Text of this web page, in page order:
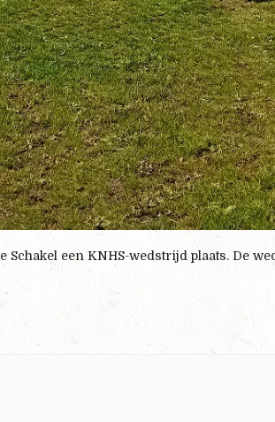
een KNHS-wedstrijd plaats. De